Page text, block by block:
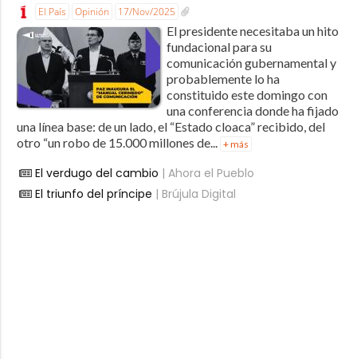
El País Opinión 17/Nov/2025
El presidente necesitaba un hito
fundacional para su
comunicación gubernamental y
probablemente lo ha
constituido este domingo con
una conferencia donde ha fijado
una línea base: de un lado, el “Estado cloaca” recibido, del
otro “un robo de 15.000 millones de... + más
El verdugo del cambio | Ahora el Pueblo
El triunfo del príncipe | Brújula Digital